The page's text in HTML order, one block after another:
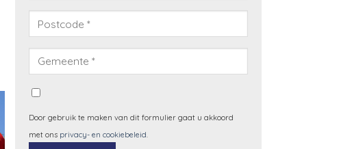
Door gebruik te maken van dit formulier gaat u akkoord
met ons privacy- en cookiebeleid.